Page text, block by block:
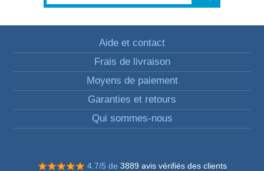
Aide et contact
Frais de livraison
Moyens de paiement
Garanties et retours
Qui sommes-nous
4.7/5 de 3889 avis vérifiés des clients